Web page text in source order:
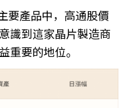
要產品中，高通股價
識到這家晶片製造商
重要的地位。